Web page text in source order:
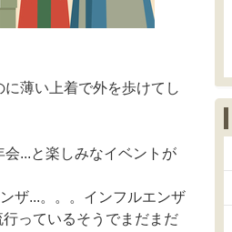
薄い上着で外を歩けてし
...と楽しみなイベントが
ザ...。。。インフルエンザ
っているそうでまだまだ